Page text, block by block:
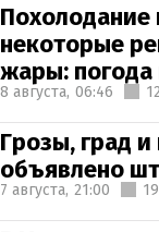
Похолодание
некоторые
жары: погода
8 августа, 06:46
Грозы, град
объявлено
7 августа, 21:00